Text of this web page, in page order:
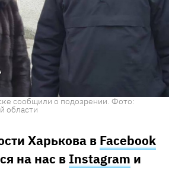
сообщили о подозрении. Фото:
области
Харькова в Facebook
на нас в Instagram и